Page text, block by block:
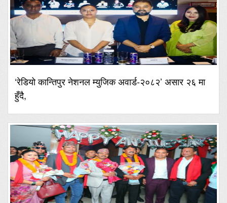
‘रेडियो कान्तिपुर नेशनल म्युजिक अवार्ड-२०८२’ असार २६ मा
हुँदै,